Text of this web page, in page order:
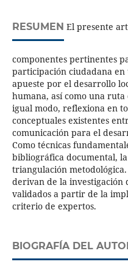
RESUMEN El presente
componentes pertinentes
participación ciudadana
apueste por el desarrollo
humana, así como una
igual modo, reflexiona en
conceptuales existentes
comunicación para el
Como técnicas
bibliográfica documental,
triangulación
derivan de la investigación
validados a partir de la
criterio de expertos.
BIOGRAFÍA DEL